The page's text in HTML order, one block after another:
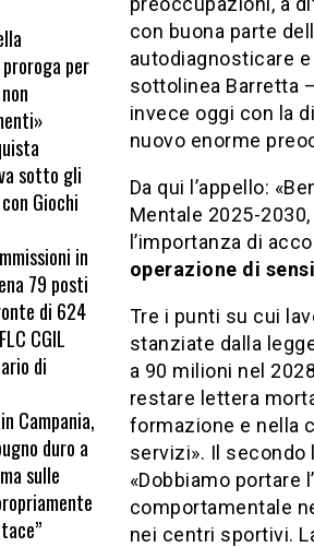
con buona parte
autodiagnosticare
sottolinea Barretta
invece oggi con la
nuovo enorme
Da qui l’appello:
Mentale 2025-
l’importanza di
operazione di
Tre i punti su cui
stanziate dalla
a 90 milioni nel
restare lettera
formazione e nella
servizi». Il
«Dobbiamo portare
comportamentale
nei centri sportivi.
proroga per
sotto gli
Giochi
in
79 posti
di 624
CGIL
di
Campania,
duro a
sulle